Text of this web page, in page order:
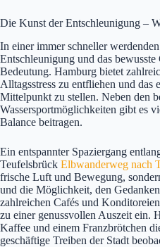
Die Kunst der Entschleunigung –
In einer immer schneller
Entschleunigung und das bewusste
Bedeutung. Hamburg bietet
Alltagsstress zu entfliehen und das
Mittelpunkt zu stellen. Neben den
Wassersportmöglichkeiten gibt es
Balance beitragen.
Ein entspannter Spaziergang
Teufelsbrück Elbwanderweg nach
frische Luft und Bewegung,
und die Möglichkeit, den
zahlreichen Cafés und
zu einer genussvollen Auszeit ein.
Kaffee und einem Franzbrötchen
geschäftige Treiben der Stadt